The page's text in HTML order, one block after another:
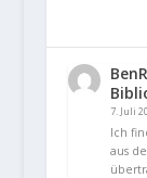
7. Juli
Ich
aus